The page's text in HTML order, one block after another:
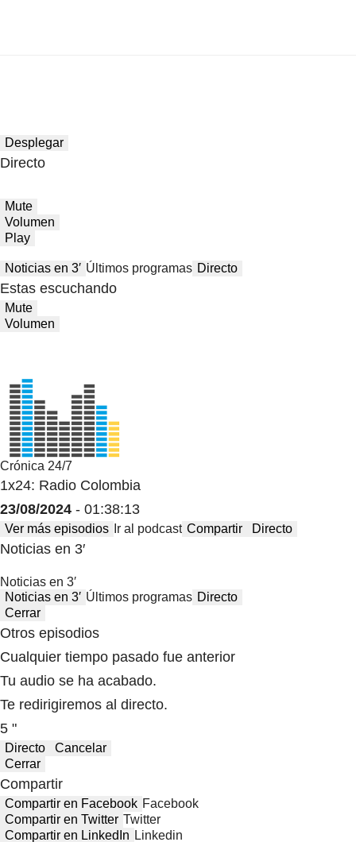
Desplegar
Directo
Mute
Volumen
Play
Noticias en 3′ Últimos programas Directo
Estas escuchando
Mute
Volumen
Crónica 24/7
1x24: Radio Colombia
23/08/2024 - 01:38:13
Ver más episodios Ir al podcast Compartir Directo
Noticias en 3′
Noticias en 3′
Noticias en 3′ Últimos programas Directo
Cerrar
Otros episodios
Cualquier tiempo pasado fue anterior
Tu audio se ha acabado.
Te redirigiremos al directo.
5 "
Directo
Cancelar
Cerrar
Compartir
Compartir en Facebook Facebook
Compartir en Twitter Twitter
Compartir en LinkedIn Linkedin